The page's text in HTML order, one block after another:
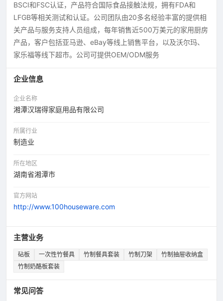
BSCI和FSC认证，产品符合国际食品接触法规，拥有FDA和
LFGB等相关测试和认证。公司团队由20多名经验丰富的提供相
关产品与服务支持人员组成，每年销售近500万美元的家用厨房
产品，客户包括亚马逊、eBay等线上销售平台，以及沃尔玛、
家乐福等线下超市。公司可提供OEM/ODM服务
企业信息
企业名称
湘潭汉瑞得家庭用品有限公司
所属行业
制造业
所在地区
湖南省湘潭市
官方网站
http://www.100houseware.com
主营业务
砧板 一次性竹餐具 竹制餐具套装 竹制刀架
竹制抽屉收纳盒
竹制奶酪板套装
常见问答